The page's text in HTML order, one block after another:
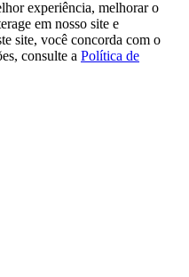
experiência, melhorar o
em nosso site e
site, você concorda com o
consulte a Política de